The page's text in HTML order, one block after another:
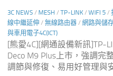
3C NEWS / MESH / TP-LINK / WIFI 5 /
線中繼延伸 / 無線路由器 / 網路與儲
與車用電子4C(ICT)
[熊愛4C][網通設備新訊]TP-
Deco M9 Plus上市，強調完
調節與修復、易用好管理與